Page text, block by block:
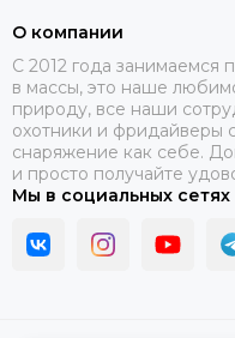
О компании
C 2012 года
в массы, это наше
природу, все наши
охотники и фридайверы
снаряжение как себе.
и просто получайте
Мы в социальных сетях